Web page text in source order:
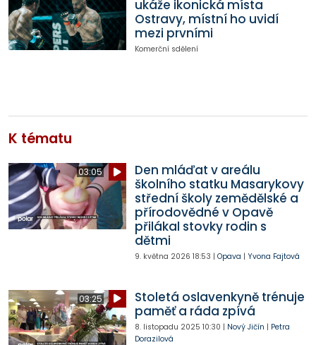
ukáže ikonická místa
Ostravy, místní ho uvidí
mezi prvními
Komerční sdělení
K tématu
03:05
Den mláďat v areálu
školního statku Masarykovy
střední školy zemědělské a
přírodovědné v Opavě
přilákal stovky rodin s
dětmi
9. května 2026 18:53 | Opava | Yvona Fajtová
03:25
Stoletá oslavenkyně trénuje
paměť a ráda zpívá
8. listopadu 2025 10:30 | Nový Jičín | Petra
Dorazilová